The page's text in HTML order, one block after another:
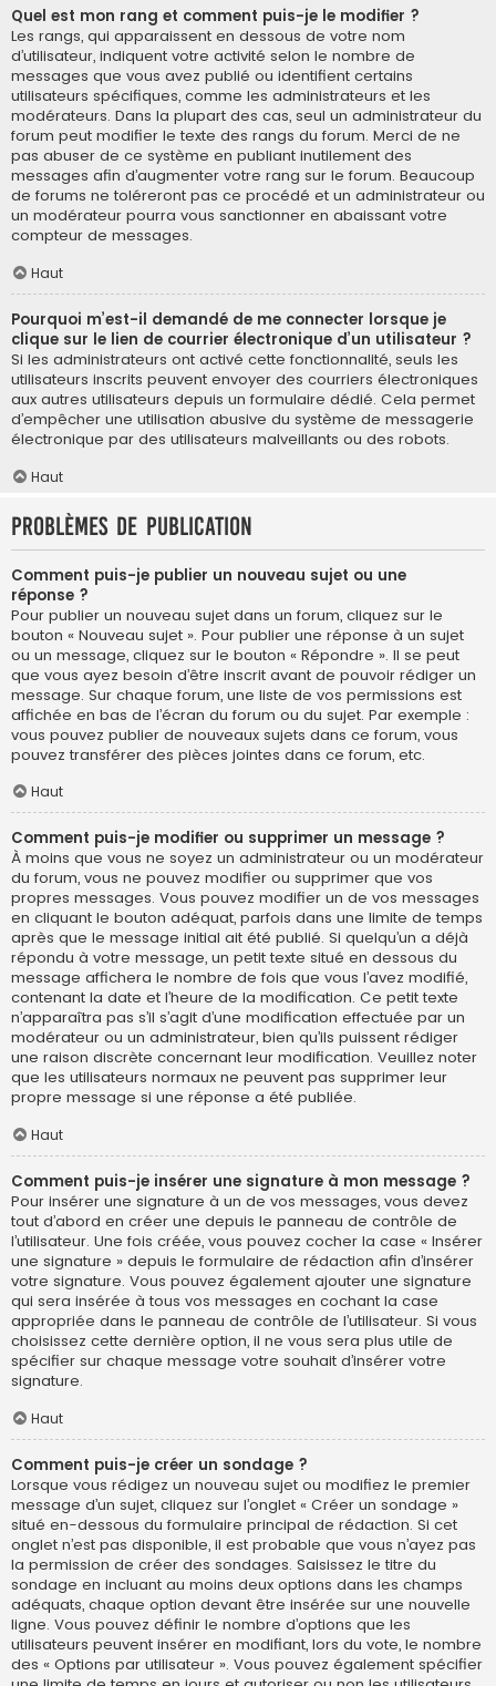
Quel est mon rang et comment puis-je le modifier ?
Les rangs, qui apparaissent en dessous de votre nom
d’utilisateur, indiquent votre activité selon le nombre de
messages que vous avez publié ou identifient certains
utilisateurs spécifiques, comme les administrateurs et les
modérateurs. Dans la plupart des cas, seul un administrateur du
forum peut modifier le texte des rangs du forum. Merci de ne
pas abuser de ce système en publiant inutilement des
messages afin d’augmenter votre rang sur le forum. Beaucoup
de forums ne toléreront pas ce procédé et un administrateur ou
un modérateur pourra vous sanctionner en abaissant votre
compteur de messages.
Haut
Pourquoi m’est-il demandé de me connecter lorsque je
clique sur le lien de courrier électronique d’un utilisateur ?
Si les administrateurs ont activé cette fonctionnalité, seuls les
utilisateurs inscrits peuvent envoyer des courriers électroniques
aux autres utilisateurs depuis un formulaire dédié. Cela permet
d’empêcher une utilisation abusive du système de messagerie
électronique par des utilisateurs malveillants ou des robots.
Haut
Problèmes de publication
Comment puis-je publier un nouveau sujet ou une
réponse ?
Pour publier un nouveau sujet dans un forum, cliquez sur le
bouton « Nouveau sujet ». Pour publier une réponse à un sujet
ou un message, cliquez sur le bouton « Répondre ». Il se peut
que vous ayez besoin d’être inscrit avant de pouvoir rédiger un
message. Sur chaque forum, une liste de vos permissions est
affichée en bas de l’écran du forum ou du sujet. Par exemple :
vous pouvez publier de nouveaux sujets dans ce forum, vous
pouvez transférer des pièces jointes dans ce forum, etc.
Haut
Comment puis-je modifier ou supprimer un message ?
À moins que vous ne soyez un administrateur ou un modérateur
du forum, vous ne pouvez modifier ou supprimer que vos
propres messages. Vous pouvez modifier un de vos messages
en cliquant le bouton adéquat, parfois dans une limite de temps
après que le message initial ait été publié. Si quelqu’un a déjà
répondu à votre message, un petit texte situé en dessous du
message affichera le nombre de fois que vous l’avez modifié,
contenant la date et l’heure de la modification. Ce petit texte
n’apparaîtra pas s’il s’agit d’une modification effectuée par un
modérateur ou un administrateur, bien qu’ils puissent rédiger
une raison discrète concernant leur modification. Veuillez noter
que les utilisateurs normaux ne peuvent pas supprimer leur
propre message si une réponse a été publiée.
Haut
Comment puis-je insérer une signature à mon message ?
Pour insérer une signature à un de vos messages, vous devez
tout d’abord en créer une depuis le panneau de contrôle de
l’utilisateur. Une fois créée, vous pouvez cocher la case « Insérer
une signature » depuis le formulaire de rédaction afin d’insérer
votre signature. Vous pouvez également ajouter une signature
qui sera insérée à tous vos messages en cochant la case
appropriée dans le panneau de contrôle de l’utilisateur. Si vous
choisissez cette dernière option, il ne vous sera plus utile de
spécifier sur chaque message votre souhait d’insérer votre
signature.
Haut
Comment puis-je créer un sondage ?
Lorsque vous rédigez un nouveau sujet ou modifiez le premier
message d’un sujet, cliquez sur l’onglet « Créer un sondage »
situé en-dessous du formulaire principal de rédaction. Si cet
onglet n’est pas disponible, il est probable que vous n’ayez pas
la permission de créer des sondages. Saisissez le titre du
sondage en incluant au moins deux options dans les champs
adéquats, chaque option devant être insérée sur une nouvelle
ligne. Vous pouvez définir le nombre d’options que les
utilisateurs peuvent insérer en modifiant, lors du vote, le nombre
des « Options par utilisateur ». Vous pouvez également spécifier